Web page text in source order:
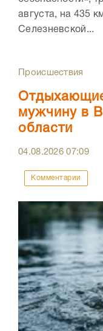
августа, на 435
Селезневской...
Происшествия
мужчину в
области
04.08.202607:09
Комментарии